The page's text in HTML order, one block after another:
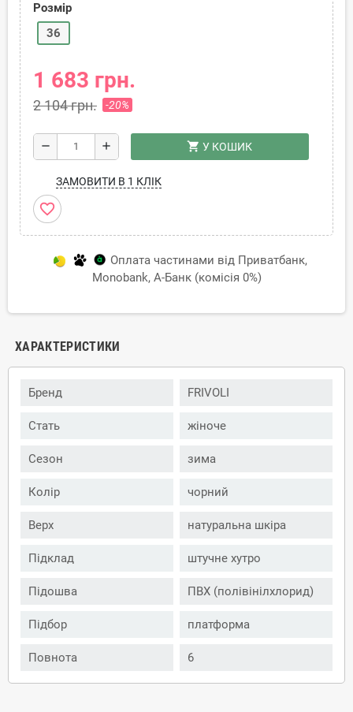
Розмір
36
1 683 грн.
2 104 грн. -20%
remove add shopping_cart У КОШИК
ЗАМОВИТИ В 1 КЛІК
favorite_border
Оплата частинами від Приватбанк,
Monobank, А-Банк (комісія 0%)
ХАРАКТЕРИСТИКИ
Бренд FRIVOLI
Стать жіноче
Сезон зима
Колір чорний
Верх натуральна шкіра
Підклад штучне хутро
Підошва ПВХ (полівінілхлорид)
Підбор платформа
Повнота 6